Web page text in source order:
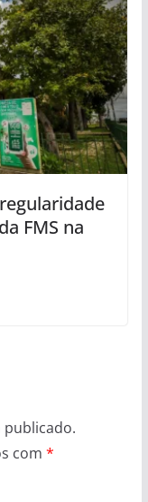
FMS na
publicado.
com *